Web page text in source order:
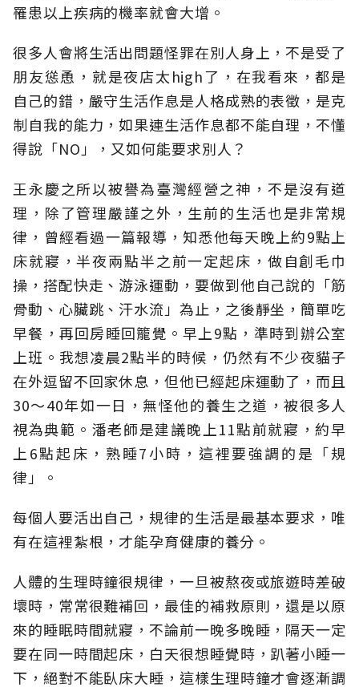
罹患以上疾病的機率就會大增。
很多人會將生活出問題怪罪在別人身上，不是受了
朋友慫恿，就是夜店太high了，在我看來，都是
自己的錯，嚴守生活作息是人格成熟的表徵，是克
制自我的能力，如果連生活作息都不能自理，不懂
得說「NO」，又如何能要求別人？
王永慶之所以被譽為臺灣經營之神，不是沒有道
理，除了管理嚴謹之外，生前的生活也是非常規
律，曾經看過一篇報導，知悉他每天晚上約9點上
床就寢，半夜兩點半之前一定起床，做自創毛巾
操，搭配快走、游泳運動，要做到他自己說的「筋
骨動、心臟跳、汗水流」為止，之後靜坐，簡單吃
早餐，再回房睡回籠覺。早上9點，準時到辦公室
上班。我想凌晨2點半的時候，仍然有不少夜貓子
在外逗留不回家休息，但他已經起床運動了，而且
30～40年如一日，無怪他的養生之道，被很多人
視為典範。潘老師是建議晚上11點前就寢，約早
上6點起床，熟睡7小時，這裡要強調的是「規
律」。
每個人要活出自己，規律的生活是最基本要求，唯
有在這裡紮根，才能孕育健康的養分。
人體的生理時鐘很規律，一旦被熬夜或旅遊時差破
壞時，常常很難補回，最佳的補救原則，還是以原
來的睡眠時間就寢，不論前一晚多晚睡，隔天一定
要在同一時間起床，白天很想睡覺時，趴著小睡一
下，絕對不能臥床大睡，這樣生理時鐘才會逐漸調